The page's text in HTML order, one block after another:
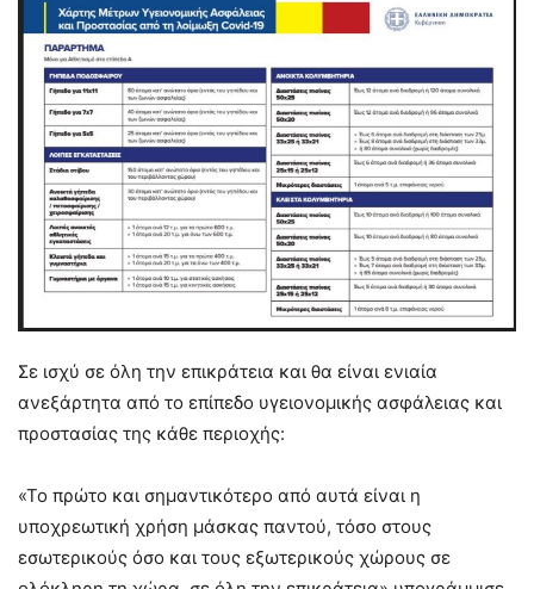
Σε ισχύ σε όλη την επικράτεια και θα είναι ενιαία
ανεξάρτητα από το επίπεδο υγειονομικής ασφάλειας και
προστασίας της κάθε περιοχής:
«Το πρώτο και σημαντικότερο από αυτά είναι η
υποχρεωτική χρήση μάσκας παντού, τόσο στους
εσωτερικούς όσο και τους εξωτερικούς χώρους σε